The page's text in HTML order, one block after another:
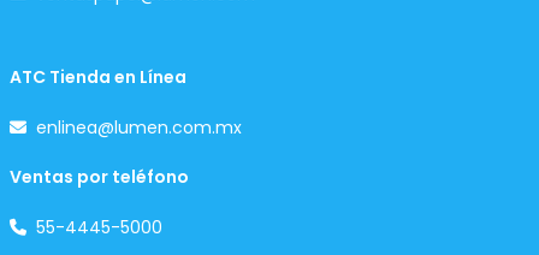
ATC Tienda en Línea
enlinea@lumen.com.mx
Ventas por teléfono
55-4445-5000